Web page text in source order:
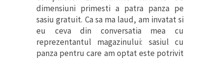
dimensiuni primesti a patra panza pe
sasiu gratuit. Ca sa ma laud, am invatat si
eu ceva din conversatia mea cu
reprezentantul magazinului: sasiul cu
panza pentru care am optat este potrivit